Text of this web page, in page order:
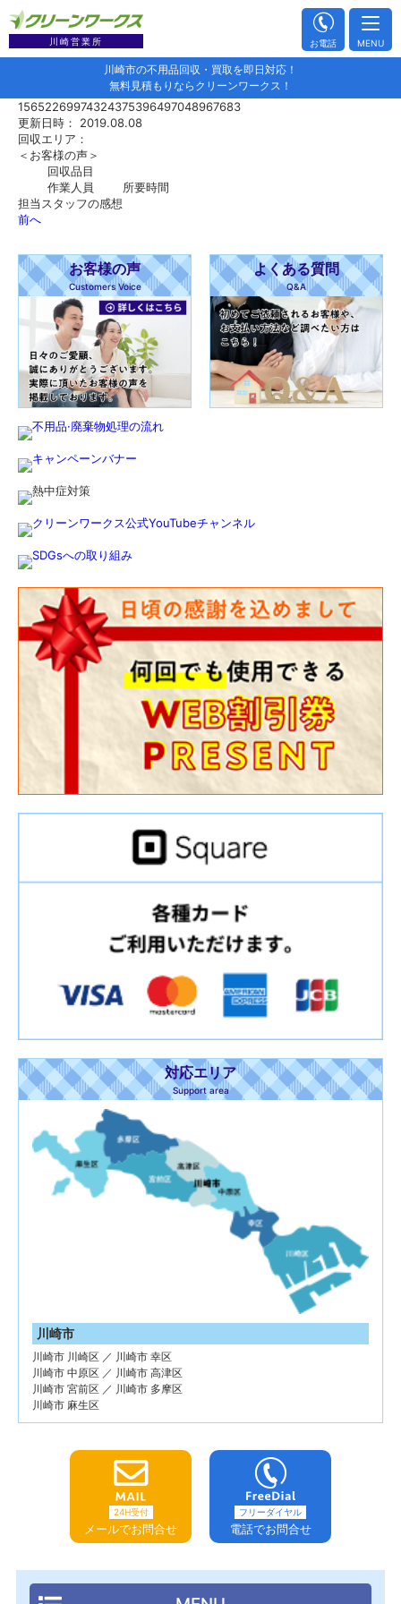
川崎市の不用品回収・買取を即日対応！
無料見積もりならクリーンワークス！
川崎営業所 お電話 MENU
15652269974324375396497048967683
更新日時： 2019.08.08
回収エリア：
＜お客様の声＞
回収品目
作業人員
所要時間
担当スタッフの感想
前へ
お客様の声
Customers Voice
よくある質問
Q&A
対応エリア
Support area
川崎市
川崎市 川崎区 ／ 川崎市 幸区
川崎市 中原区 ／ 川崎市 高津区
川崎市 宮前区 ／ 川崎市 多摩区
川崎市 麻生区
24H受付
メールでお問合せ
フリーダイヤル
電話でお問合せ